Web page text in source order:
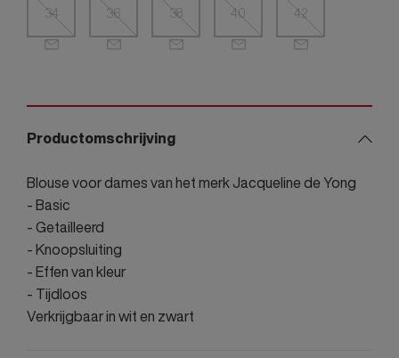
34 36 38 40 42
Productomschrijving
Blouse voor dames van het merk Jacqueline de Yong
- Basic
- Getailleerd
- Knoopsluiting
- Effen van kleur
- Tijdloos
Verkrijgbaar in wit en zwart